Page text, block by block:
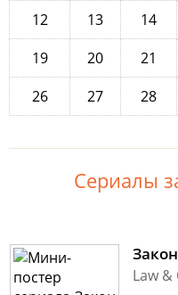
12
13 14
19
20 21
26
27 28
Сериалы
Law